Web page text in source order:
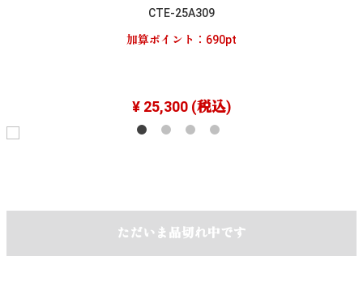
CTE-25A309
加算ポイント： 690pt
¥ 25,300(税込)
ただいま品切れ中です